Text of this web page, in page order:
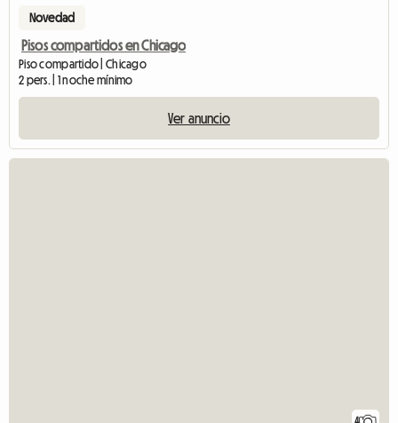
Novedad
Pisos compartidos en Chicago
Piso compartido | Chicago
2 pers. | 1 noche mínimo
Ver anuncio
4